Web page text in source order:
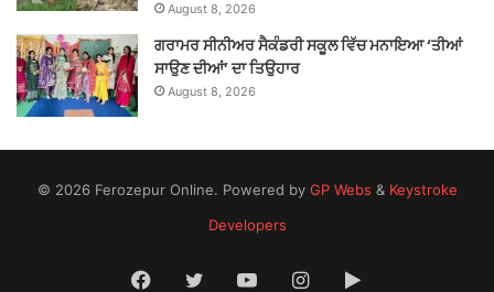
August 8, 2026
ਗਰਾਮਰ ਸੀਨੀਅਰ ਸੈਕੰਡਰੀ ਸਕੂਲ ਵਿੱਚ ਮਨਾਇਆ ‘ਤੀਆਂ
ਸਾਉਣ ਦੀਆਂ’ ਦਾ ਤਿਉਹਾਰ
August 8, 2026
© 2026 Ferozepur Online. Powered by GP Webs & Keystroke
Developers
Facebook
TwitterYouTubeInstagram
Google